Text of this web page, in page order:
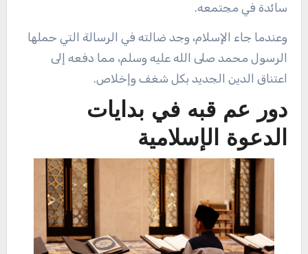
سائدة في مجتمعه.
وعندما جاء الإسلام، وجد ضالته في الرسالة التي حملها
الرسول محمد صلى الله عليه وسلم، مما دفعه إلى
اعتناق الدين الجديد بكل شغف وإخلاص.
دور عم قبه في بدايات
الدعوة الإسلامية